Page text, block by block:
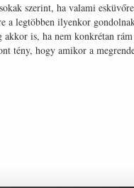
szerint, ha valami
a legtöbben ilyenkor
is, ha nem konkrétan
tény, hogy amikor a